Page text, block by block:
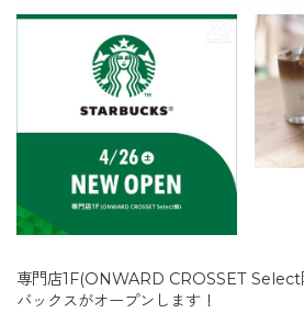
専門店1F(ONWARD CROSSET Select
バックスがオープンします！